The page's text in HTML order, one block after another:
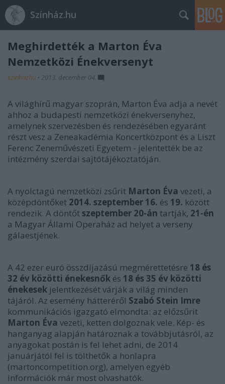
Színház.hu
Meghirdették a Marton Éva
Nemzetközi Énekversenyt
szinhazhu • 2013. december 04.
A világhírű magyar szoprán, Marton Éva adja a nevét
ahhoz a budapesti nemzetközi énekversenyhez,
amelynek szervezésben és rendezésében egyaránt
részt vesz a Zeneakadémia Koncertközpont és a Liszt
Ferenc Zeneművészeti Egyetem - jelentették be az
intézmény szerdai sajtótájékoztatóján.
A nyolctagú nemzetközi zsűrit Marton Éva vezeti, a
középdöntőket 2014. szeptember 16. és 19. között
rendezik. A döntőtszeptember 20-án tartják, 21-én
a Magyar Állami Operaház ad helyet a verseny
gálaestjének.
A 42 ezer euró összdíjazású megmérettetésre 18 és
32 év közötti énekesnők és 18 és 35 év közötti
énekesek jelentkezését várják a világ minden
tájáról. Az esemény hátteréről Szabó Stein Imre
kommunikációs igazgató elmondta: az előzsűrit
Marton Éva vezeti, ketten dolgoznak vele. Kép- és
hanganyag alapján határoznak a továbbjutásról, az
anyagokat postán is fel lehet adni, de 2014
januárjától fel is tölthetők a honlapra
(martoncompetition.org), amelyen egyéb
információk már most olvashatók.